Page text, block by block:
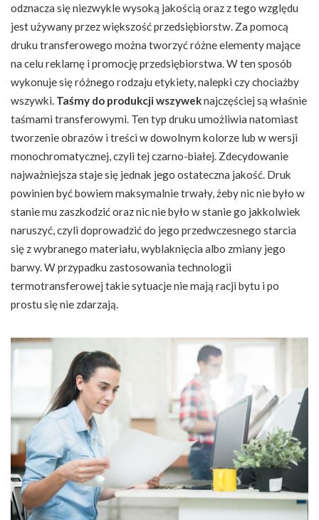
odznacza się niezwykle wysoką jakością oraz z tego względu
jest używany przez większość przedsiębiorstw. Za pomocą
druku transferowego można tworzyć różne elementy mające
na celu reklamę i promocję przedsiębiorstwa. W ten sposób
wykonuje się różnego rodzaju etykiety, nalepki czy chociażby
wszywki. Taśmy do produkcji wszyweknajczęściej są właśnie
taśmami transferowymi. Ten typ druku umożliwia natomiast
tworzenie obrazów i treści w dowolnym kolorze lub w wersji
monochromatycznej, czyli tej czarno-białej. Zdecydowanie
najważniejsza staje się jednak jego ostateczna jakość. Druk
powinien być bowiem maksymalnie trwały, żeby nic nie było w
stanie mu zaszkodzić oraz nic nie było w stanie go jakkolwiek
naruszyć, czyli doprowadzić do jego przedwczesnego starcia
się z wybranego materiału, wyblaknięcia albo zmiany jego
barwy. W przypadku zastosowania technologii
termotransferowej takie sytuacje nie mają racji bytu i po
prostu się nie zdarzają.